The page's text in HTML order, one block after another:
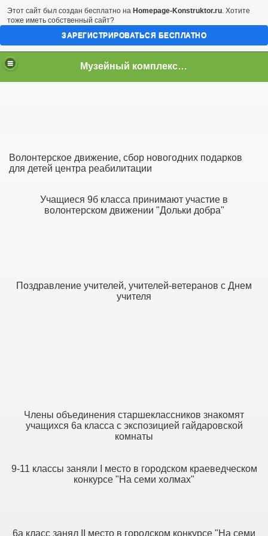
Музейный комплекс "Родники"
Волонтерское движение, сбор новогодних подарков
для детей центра реабилитации
Учащиеся 9б класса принимают участие в
волонтерском движении "Дольки добра"
Поздравление учителей, учителей-ветеранов с Днем
учителя
Члены объединения старшеклассников знакомят
учащихся 6а класса с экспозицией гайдаровской
комнаты
9-11 классы заняли I место в городском краеведческом
конкурсе "На семи холмах"
6а класс занял II место в городском конкурсе "На семи
Этот сайт был создан бесплатно на Homepage-Konstruktor.ru. Хотите
тоже иметь собственный сайт?
ЗАРЕГИСТРИРОВАТЬСЯ БЕСПЛАТНО